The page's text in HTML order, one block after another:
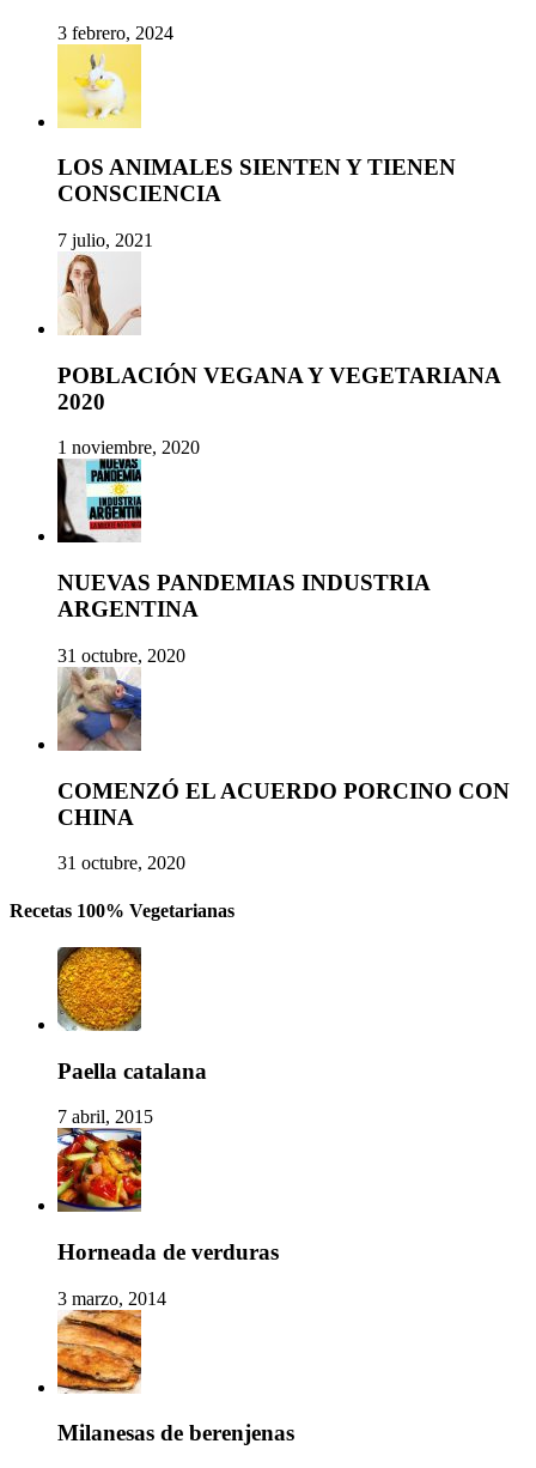
3 febrero, 2024
LOS ANIMALES SIENTEN Y TIENEN
CONSCIENCIA
7 julio, 2021
POBLACIÓN VEGANA Y VEGETARIANA
2020
1 noviembre, 2020
NUEVAS PANDEMIAS INDUSTRIA
ARGENTINA
31 octubre, 2020
COMENZÓ EL ACUERDO PORCINO CON
CHINA
31 octubre, 2020
Recetas 100% Vegetarianas
Paella catalana
7 abril, 2015
Horneada de verduras
3 marzo, 2014
Milanesas de berenjenas